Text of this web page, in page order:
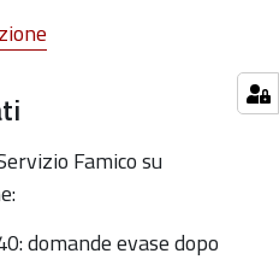
Famico su
domande evase dopo